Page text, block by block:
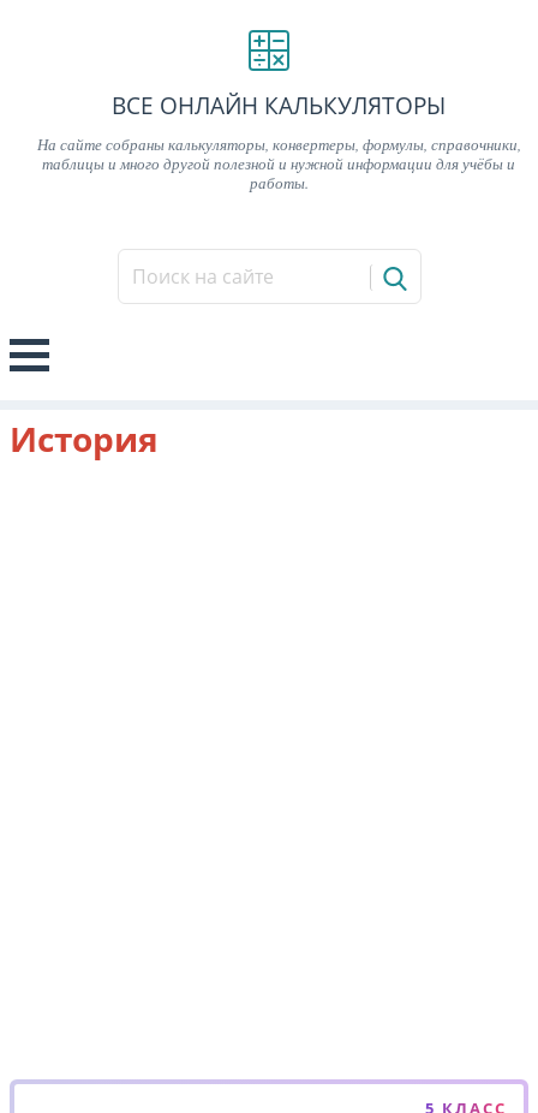
ВСЕ ОНЛАЙН КАЛЬКУЛЯТОРЫ
На сайте собраны калькуляторы, конвертеры, формулы, справочники,
таблицы и много другой полезной и нужной информации для учёбы и
работы.
История
5 КЛАСС